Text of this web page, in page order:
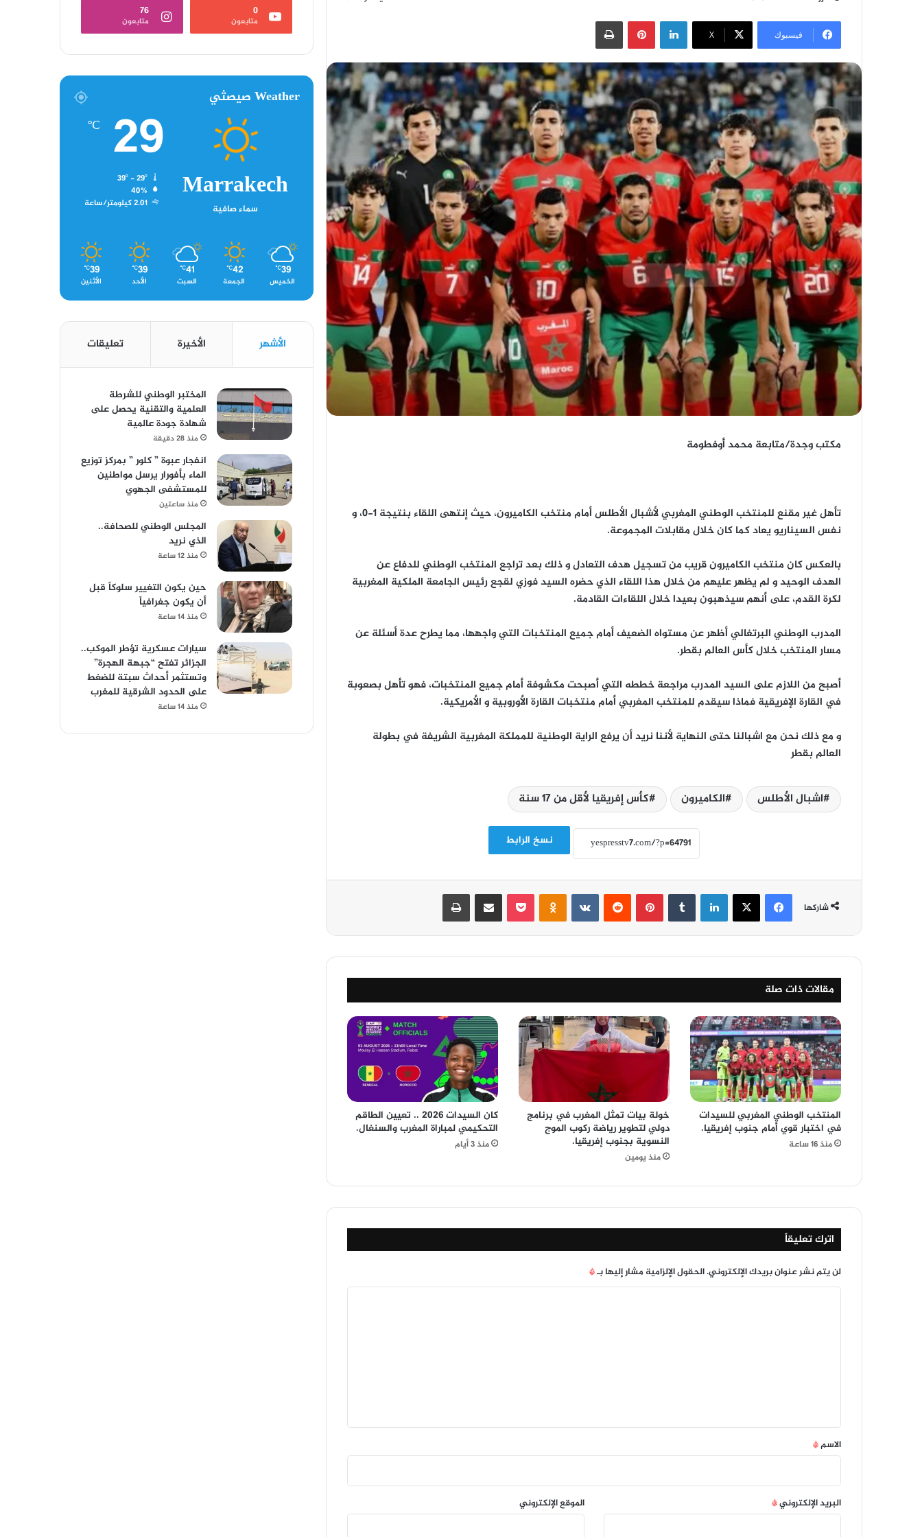
فيسبوك ‫X
لينكدإن بينتيريست
مكتب وجدة/متابعة محمد أوفطومة
تأهل غير مقنع للمنتخب الوطني المغربي لأشبال الأطلس أمام منتخب الكاميرون، حيث إنتهى اللقاء بنتيجة 1-0، و
نفس السيناريو يعاد كما كان خلال مقابلات المجموعة.
بالعكس كان منتخب الكاميرون قريب من تسجيل هدف التعادل و ذلك بعد تراجع المنتخب الوطني للدفاع عن
الهدف الوحيد و لم يظهر عليهم من خلال هذا اللقاء الذي حضره السيد فوزي لقجع رئيس الجامعة الملكية المغربية
لكرة القدم، على أنهم سيذهبون بعيدا خلال اللقاءات القادمة.
المدرب الوطني البرتغالي أظهر عن مستواه الضعيف أمام جميع المنتخبات التي واجهها، مما يطرح عدة أسئلة عن
مسار المنتخب خلال كأس العالم بقطر.
أصبح من اللازم على السيد المدرب مراجعة خططه التي أصبحت مكشوفة أمام جميع المنتخبات، فهو تأهل بصعوبة
في القارة الإفريقية فماذا سيقدم للمنتخب المغربي أمام منتخبات القارة الأوروبية و الأمريكية.
و مع ذلك نحن مع اشبالنا حتى النهاية لأننا نريد أن يرفع الراية الوطنية للمملكة المغربية الشريفة في بطولة
العالم بقطر
اشبال الأطلس الكاميرون كأس إفريقيا لأقل من 17 سنة
نسخ الرابط
شاركها
فيسبوك ‫X لينكدإن بينتيريست مشاركة عبر البريد
مقالات ذات صلة
المنتخب الوطني المغربي للسيدات
في اختبار قوي أمام جنوب إفريقيا.
منذ 16 ساعة
خولة بيات تمثل المغرب في برنامج
دولي لتطوير رياضة ركوب الموج
النسوية بجنوب إفريقيا.
منذ يومين
كان السيدات 2026 .. تعيين الطاقم
التحكيمي لمباراة المغرب والسنغال.
منذ 3 أيام
اترك تعليقاً
لن يتم نشر عنوان بريدك الإلكتروني.الحقول الإلزامية مشار إليها بـ*
*
الاسم*
البريد الإلكتروني* الموقع الإلكتروني
0
متابعون
76
متابعون
Weather صيصثي
Marrakech
سماء صافية
29
℃
40%
2.01 كيلومتر/ساعة
39
℃
الخميس
42
℃
الجمعة
41
℃
السبت
39
℃
الأحد
39
℃
الأثنين
الأشهر الأخيرة تعليقات
المختبر الوطني للشرطة
العلمية والتقنية يحصل على
شهادة جودة عالمية
منذ 28 دقيقة
انفجار عبوة ” كلور ” بمركز توزيع
الماء بأفورار يرسل مواطنين
للمستشفى الجهوي
منذ ساعتين
المجلس الوطني للصحافة..
الذي نريد
منذ 12 ساعة
حين يكون التغيير سلوكاً قبل
أن يكون جغرافياً
منذ 14 ساعة
سيارات عسكرية تؤطر الموكب..
الجزائر تفتح “جبهة الهجرة”
وتستثمر أحداث سبتة للضغط
على الحدود الشرقية للمغرب
منذ 14 ساعة